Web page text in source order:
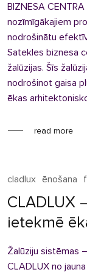
BIZNESA
nozīmīgākajiem
nodrošinātu
Satekles biznesa
žalūzijas. Šīs
nodrošinot gaisa
ēkas
read more
cladlux ēnošana
CLADLUX
ietekmē
Žalūziju sistēmas
CLADLUX no